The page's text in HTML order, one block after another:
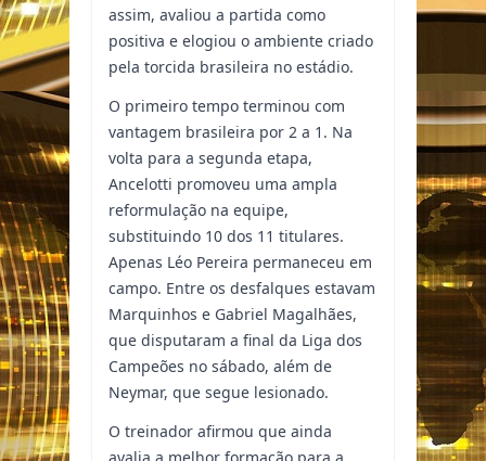
assim, avaliou a partida como
positiva e elogiou o ambiente criado
pela torcida brasileira no estádio.
O primeiro tempo terminou com
vantagem brasileira por 2 a 1. Na
volta para a segunda etapa,
Ancelotti promoveu uma ampla
reformulação na equipe,
substituindo 10 dos 11 titulares.
Apenas Léo Pereira permaneceu em
campo. Entre os desfalques estavam
Marquinhos e Gabriel Magalhães,
que disputaram a final da Liga dos
Campeões no sábado, além de
Neymar, que segue lesionado.
O treinador afirmou que ainda